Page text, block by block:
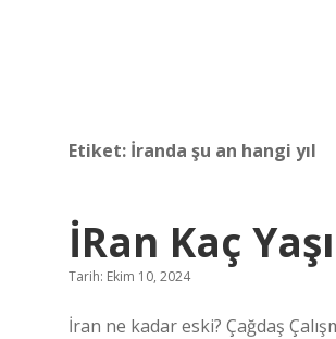
Etiket: İranda şu an hangi yıl
İRan Kaç
Tarih: Ekim 10, 2024
İran ne kadar eski? Çağdaş